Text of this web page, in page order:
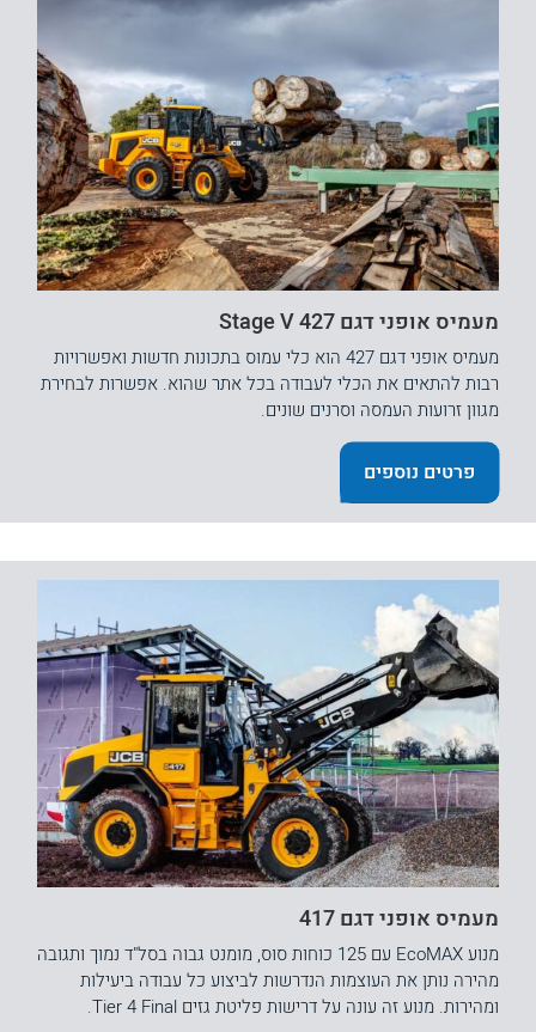
מעמיס אופני דגם 427 Stage V
מעמיס אופני דגם 427 הוא כלי עמוס בתכונות חדשות ואפשרויות
רבות להתאים את הכלי לעבודה בכל אתר שהוא. אפשרות לבחירת
מגוון זרועות העמסה וסרנים שונים.
פרטים נוספים
מעמיס אופני דגם 417
מנוע EcoMAX עם 125 כוחות סוס, מומנט גבוה בסל"ד נמוך ותגובה
מהירה נותן את העוצמות הנדרשות לביצוע כל עבודה ביעילות
ומהירות. מנוע זה עונה על דרישות פליטת גזים Tier 4 Final.